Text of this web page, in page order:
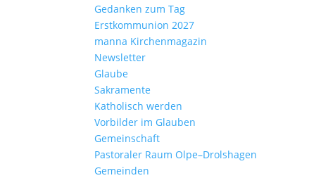
Gedanken zum Tag
Erst­kom­mu­nion 2027
manna Kirchen­ma­gazin
News­letter
Glaube
Sakra­mente
Katho­lisch werden
Vorbilder im Glauben
Gemein­schaft
Pasto­raler Raum Olpe–Drolshagen
Gemeinden